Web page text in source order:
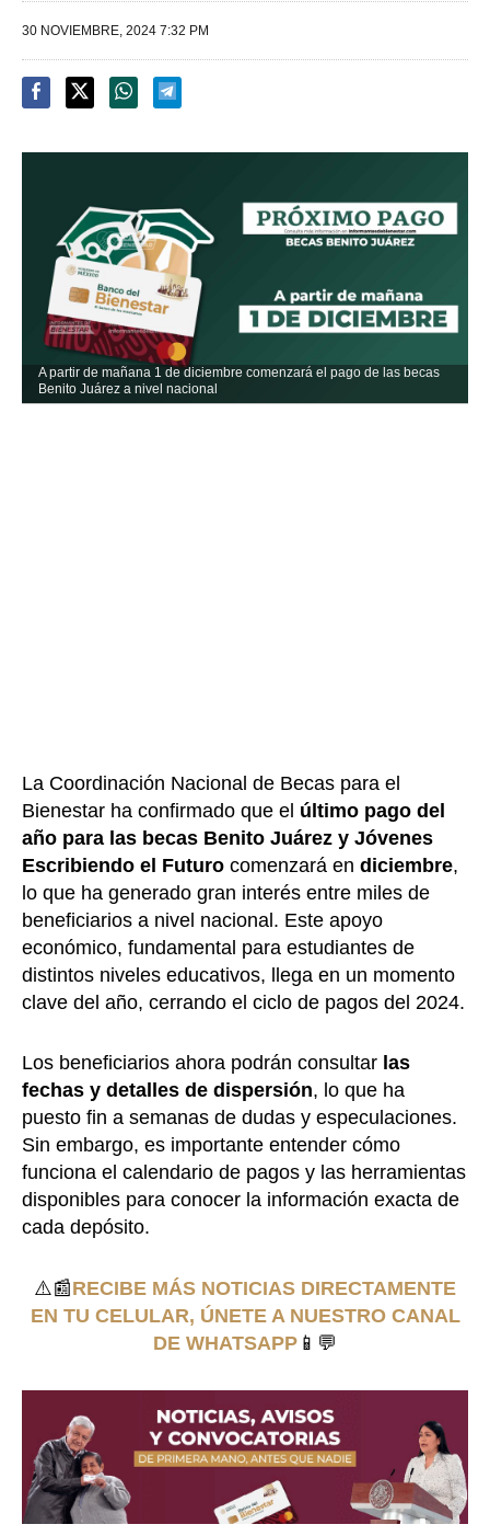
30 NOVIEMBRE, 2024 7:32 PM
A partir de mañana 1 de diciembre comenzará el pago de las becas
Benito Juárez a nivel nacional
La Coordinación Nacional de Becas para el
Bienestar ha confirmado que el último pago del
año para las becas Benito Juárez y Jóvenes
Escribiendo el Futuro comenzará en diciembre,
lo que ha generado gran interés entre miles de
beneficiarios a nivel nacional. Este apoyo
económico, fundamental para estudiantes de
distintos niveles educativos, llega en un momento
clave del año, cerrando el ciclo de pagos del 2024.
Los beneficiarios ahora podrán consultar las
fechas y detalles de dispersión, lo que ha
puesto fin a semanas de dudas y especulaciones.
Sin embargo, es importante entender cómo
funciona el calendario de pagos y las herramientas
disponibles para conocer la información exacta de
cada depósito.
⚠️📰RECIBE MÁS NOTICIAS DIRECTAMENTE
EN TU CELULAR, ÚNETE A NUESTRO CANAL
DE WHATSAPP 📱💬